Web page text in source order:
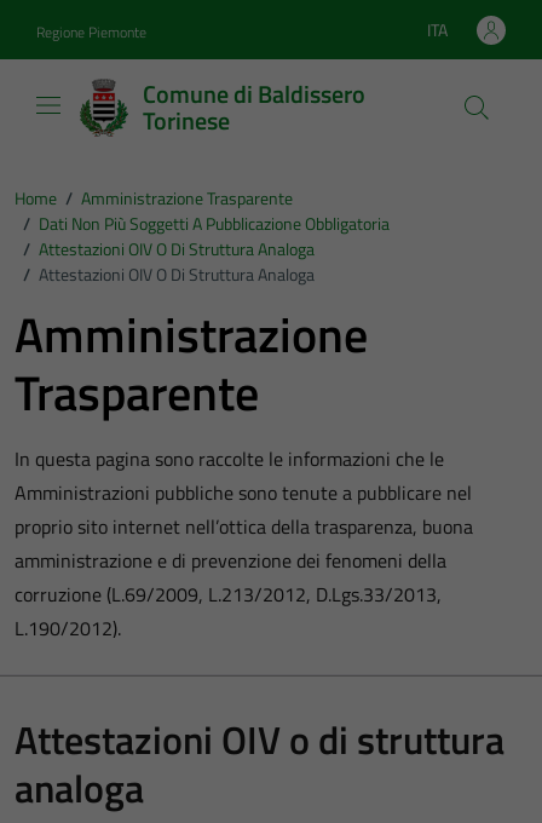
Regione Piemonte Lingua attiva:
ITA
Comune di Baldissero
Torinese
Home / Amministrazione Trasparente
/ Dati Non Più Soggetti A Pubblicazione Obbligatoria
/ Attestazioni OIV O Di Struttura Analoga
/ Attestazioni OIV O Di Struttura Analoga
Amministrazione
Trasparente
In questa pagina sono raccolte le informazioni che le
Amministrazioni pubbliche sono tenute a pubblicare nel
proprio sito internet nell’ottica della trasparenza, buona
amministrazione e di prevenzione dei fenomeni della
corruzione (L.69/2009, L.213/2012, D.Lgs.33/2013,
L.190/2012).
Attestazioni OIV o di struttura
analoga